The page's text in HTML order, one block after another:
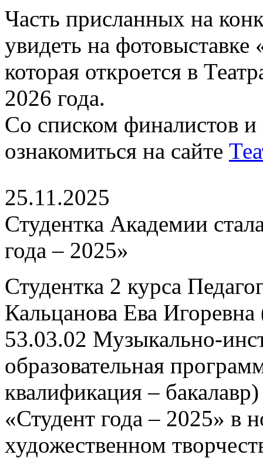
Часть присланных на
увидеть на фотовыставке
которая откроется в
2026 года.
Со списком финалистов
ознакомиться на сайте
25.11.2025
Студентка Академии
года – 2025»
Студентка 2 курса
Кальцанова Ева Игоревна
53.03.02 Музыкально-
образовательная
квалификация –
«Студент года – 2025»
художественном